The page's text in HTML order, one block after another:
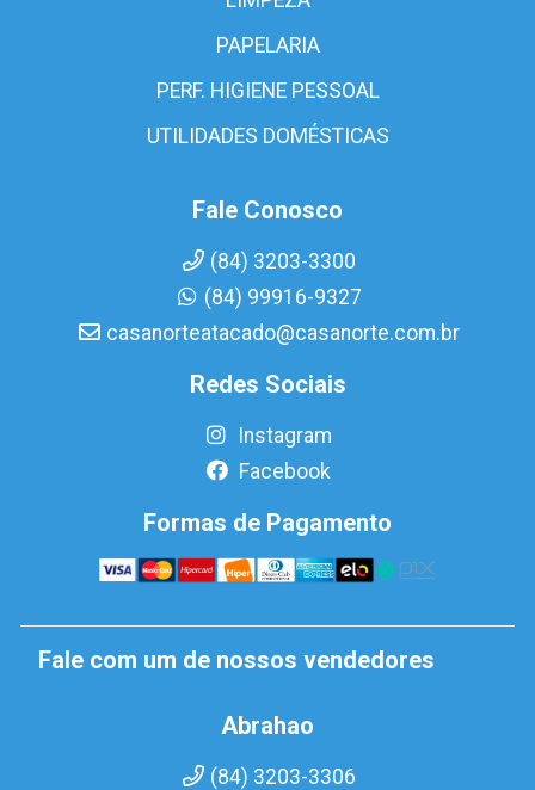
PAPELARIA
PERF. HIGIENE PESSOAL
UTILIDADES DOMÉSTICAS
Fale Conosco
(84) 3203-3300
(84) 99916-9327
casanorteatacado@casanorte.com.br
Redes Sociais
Instagram
Facebook
Formas de Pagamento
Fale com um de nossos vendedores
Abrahao
(84) 3203-3306